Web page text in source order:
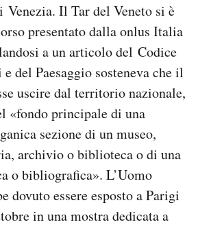
Venezia. Il Tar del Veneto si è
presentato dalla onlus Italia
a un articolo del Codice
del Paesaggio sosteneva che il
uscire dal territorio nazionale,
«fondo principale di una
sezione di un museo,
archivio o biblioteca o di una
o bibliografica». L’Uomo
dovuto essere esposto a Parigi
in una mostra dedicata a